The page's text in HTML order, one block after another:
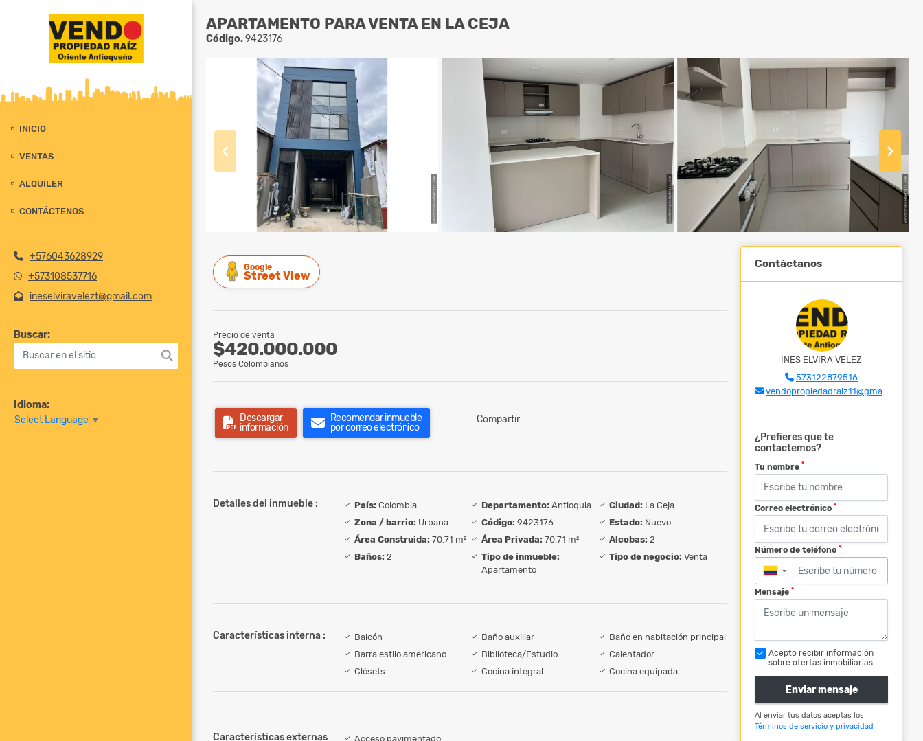
INICIO
VENTAS
ALQUILER
CONTÁCTENOS
+576043628929
+573108537716
ineselviravelezt@gmail.com
Buscar:
Idioma:
Select Language ▼
APARTAMENTO PARA VENTA EN LA CEJA
Código.9423176
Google
Street View
Precio de venta
$420.000.000
Pesos Colombianos
Descargar
información
Recomendar inmueble
por correo electrónico
Compartir
Detalles del inmueble : País: Colombia Departamento: Antioquia Ciudad: La Ceja
Zona / barrio: Urbana Código: 9423176 Estado: Nuevo
Área Construida: 70.71 m² Área Privada: 70.71 m² Alcobas: 2
Baños: 2
Tipo de inmueble:
Apartamento
Tipo de negocio: Venta
Características interna : Balcón Baño auxiliar
Baño en habitación principal
Barra estilo americano
Biblioteca/Estudio
Calentador
Clósets
Cocina integral Cocina equipada
Características externas
Acceso pavimentado
Contáctanos
INES ELVIRA VELEZ
573122879516
vendopropiedadraiz11@gmail.com
¿Prefieres que te
contactemos?
Tu nombre *
Correo electrónico *
Número de teléfono *
▼
Mensaje *
Acepto recibir información
sobre ofertas inmobiliarias
Enviar mensaje
Al enviar tus datos aceptas los
Términos de servicio y privacidad